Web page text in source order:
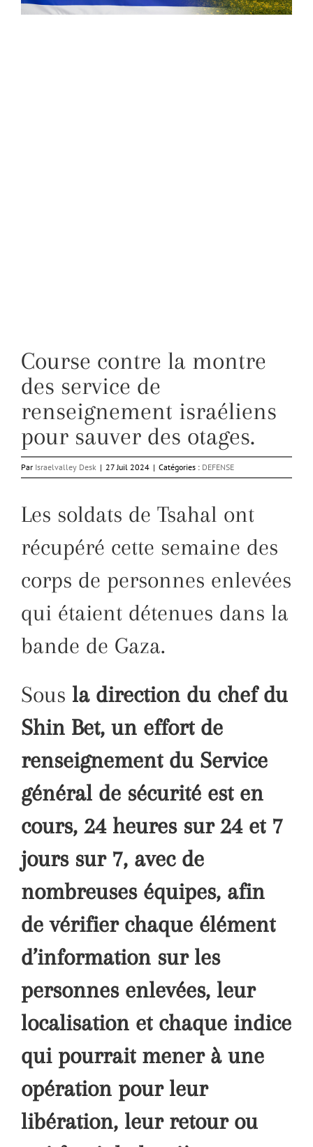
Course contre la montre
des service de
renseignement israéliens
pour sauver des otages.
Par Israelvalley Desk | 27 Juil 2024 | Catégories : DEFENSE
Les soldats de Tsahal ont
récupéré cette semaine des
corps de personnes enlevées
qui étaient détenues dans la
bande de Gaza.
Sous la direction du chef du
Shin Bet, un effort de
renseignement du Service
général de sécurité est en
cours, 24 heures sur 24 et 7
jours sur 7, avec de
nombreuses équipes, afin
de vérifier chaque élément
d’information sur les
personnes enlevées, leur
localisation et chaque indice
qui pourrait mener à une
opération pour leur
libération, leur retour ou